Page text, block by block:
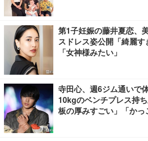
第1子妊娠の藤井夏恋、
スドレス姿公開「綺麗す
「女神様みたい」
寺田心、週6ジム通いで
10kgのベンチプレス持
板の厚みすごい」「か